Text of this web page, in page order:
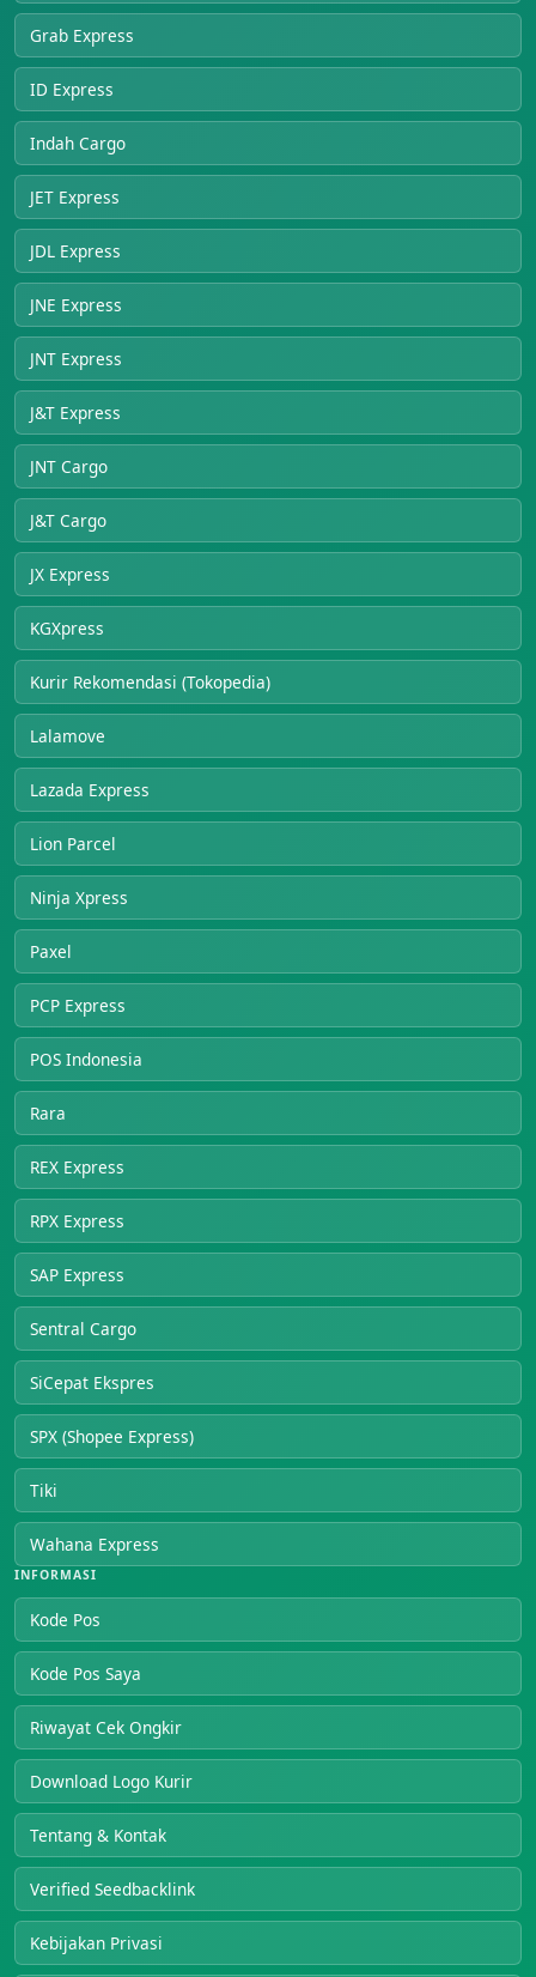
Grab Express
ID Express
Indah Cargo
JET Express
JDL Express
JNE Express
JNT Express
J&T Express
JNT Cargo
J&T Cargo
JX Express
KGXpress
Kurir Rekomendasi (Tokopedia)
Lalamove
Lazada Express
Lion Parcel
Ninja Xpress
Paxel
PCP Express
POS Indonesia
Rara
REX Express
RPX Express
SAP Express
Sentral Cargo
SiCepat Ekspres
SPX (Shopee Express)
Tiki
Wahana Express
INFORMASI
Kode Pos
Kode Pos Saya
Riwayat Cek Ongkir
Download Logo Kurir
Tentang & Kontak
Verified Seedbacklink
Kebijakan Privasi